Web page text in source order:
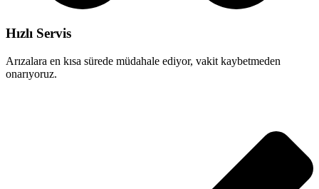
Hızlı Servis
Arızalara en kısa sürede müdahale ediyor, vakit kaybetmeden
onarıyoruz.